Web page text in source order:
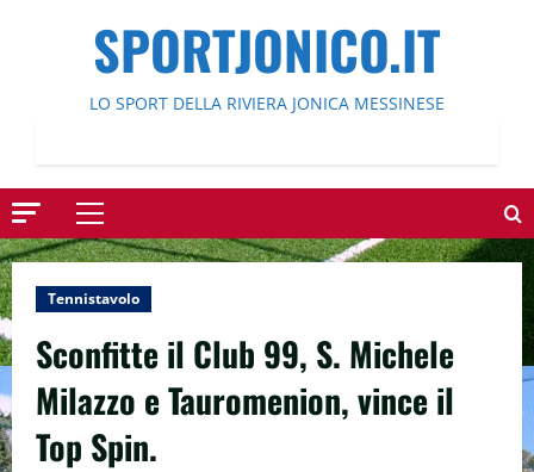
SPORTJONICO.IT
LO SPORT DELLA RIVIERA JONICA MESSINESE
Menu
principale
Tennistavolo
Sconfitte il Club 99, S. Michele
Milazzo e Tauromenion, vince il
Top Spin.